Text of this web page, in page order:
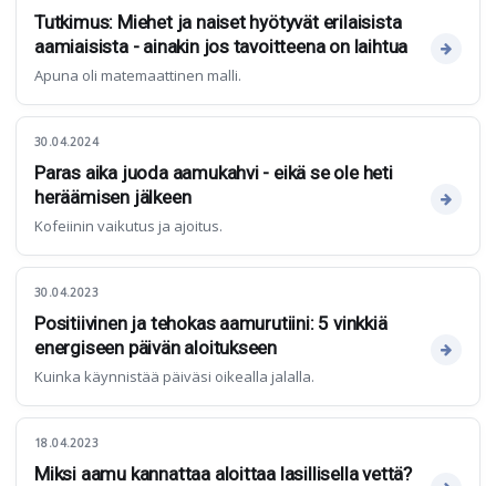
Tutkimus: Miehet ja naiset hyötyvät erilaisista
aamiaisista - ainakin jos tavoitteena on laihtua
Apuna oli matemaattinen malli.
30.04.2024
Paras aika juoda aamukahvi - eikä se ole heti
heräämisen jälkeen
Kofeiinin vaikutus ja ajoitus.
30.04.2023
Positiivinen ja tehokas aamurutiini: 5 vinkkiä
energiseen päivän aloitukseen
Kuinka käynnistää päiväsi oikealla jalalla.
18.04.2023
Miksi aamu kannattaa aloittaa lasillisella vettä?